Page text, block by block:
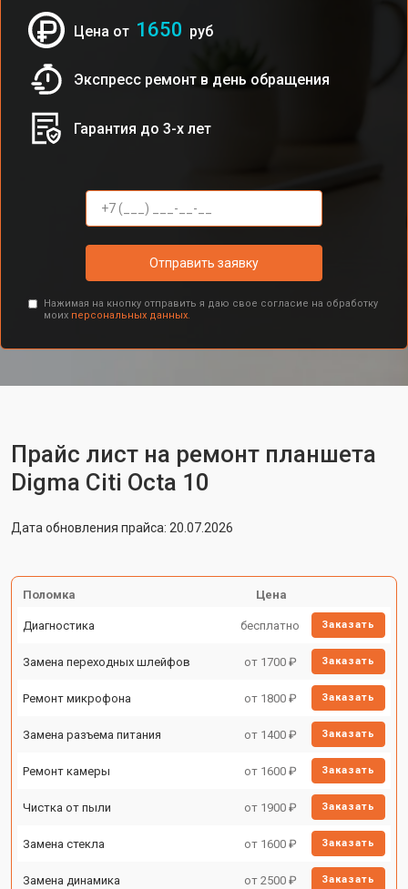
Цена от 1650 руб
Экспресс ремонт в день обращения
Гарантия до 3-х лет
Отправить заявку
Нажимая на кнопку отправить я даю свое согласие на обработку
моих персональных данных.
Прайс лист на ремонт планшета
Digma Citi Octa 10
Дата обновления прайса: 20.07.2026
Поломка Цена
Диагностика бесплатно Заказать
Замена переходных шлейфов от 1700 ₽ Заказать
Ремонт микрофона от 1800 ₽ Заказать
Замена разъема питания от 1400 ₽ Заказать
Ремонт камеры от 1600 ₽ Заказать
Чистка от пыли от 1900 ₽ Заказать
Замена стекла от 1600 ₽ Заказать
Замена динамика от 2500 ₽ Заказать